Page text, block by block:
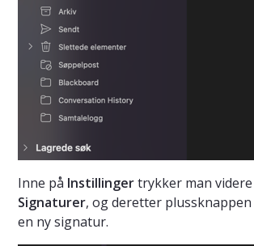
Inne på Instillingertrykker man
Signaturer, og deretter
en ny signatur.